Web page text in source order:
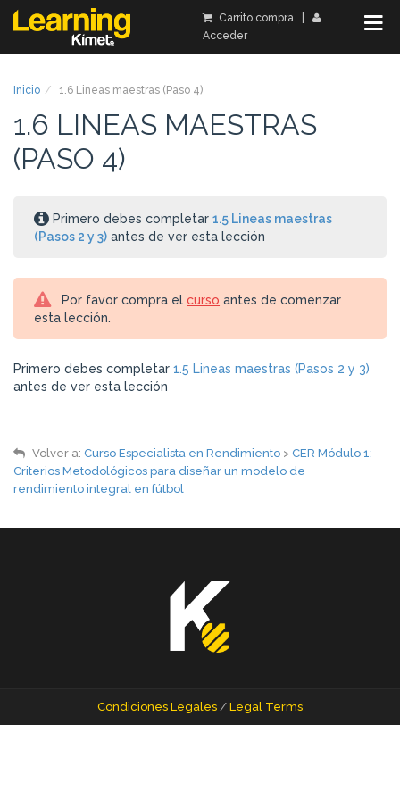
Carrito compra|
Acceder
Inicio 1.6 Lineas maestras (Paso 4)
1.6 LINEAS MAESTRAS
(PASO 4)
Primero debes completar1.5 Lineas maestras
(Pasos 2 y 3)antes de ver esta lección
Por favor compra elcurso antes de comenzar
esta lección.
Primero debes completar 1.5 Lineas maestras (Pasos 2 y 3)
antes de ver esta lección
Volver a:Curso Especialista en Rendimiento >CER Módulo 1:
Criterios Metodológicos para diseñar un modelo de
rendimiento integral en fútbol
Condiciones Legales / Legal Terms